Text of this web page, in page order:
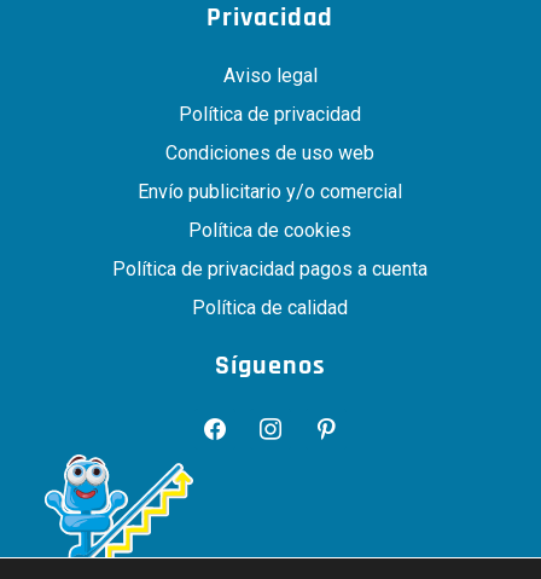
Privacidad
Aviso legal
Política de privacidad
Condiciones de uso web
Envío publicitario y/o comercial
Política de cookies
Política de privacidad pagos a cuenta
Política de calidad
Síguenos